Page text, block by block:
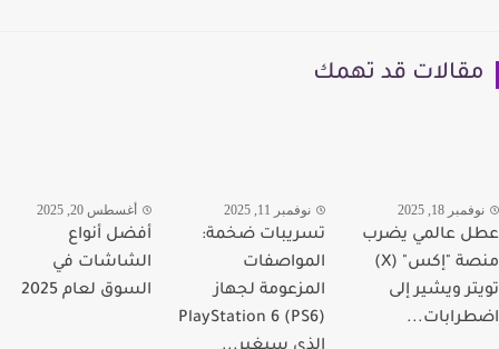
قد تهمك
18, 2025
عالمي يضرب
منصة "إكس" (X)
ويشير إلى
نوفمبر 11, 2025
تسريبات ضخمة:
المواصفات
المزعومة لجهاز
PlayStation 6 (PS6)
أغسطس 20, 2025
أفضل أنواع
الشاشات في
السوق لعام 2025